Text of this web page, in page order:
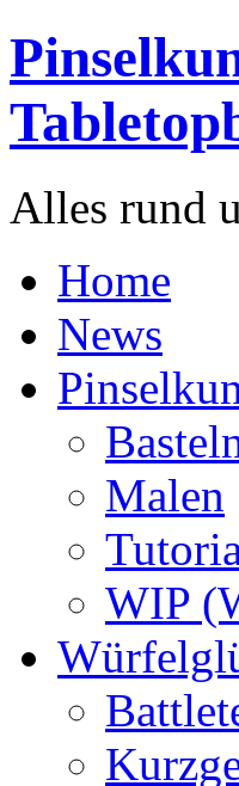
Alles rund
Home
News
Malen
WIP